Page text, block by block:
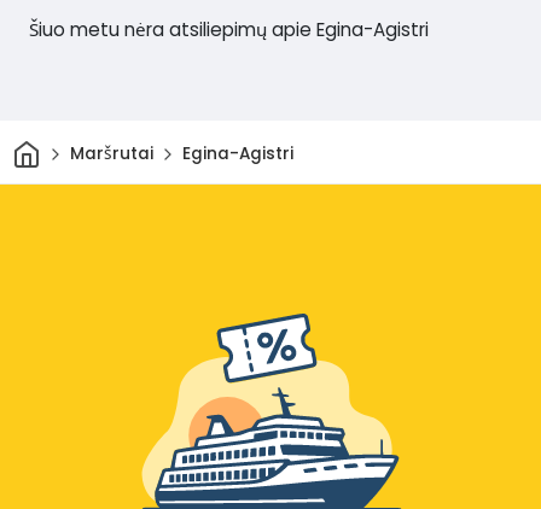
Šiuo metu nėra atsiliepimų apie Egina-Agistri
Pradžia
Maršrutai Egina-Agistri